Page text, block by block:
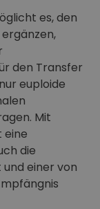
es, den
den Transfer
euploide
Mit
eine
die
einer von